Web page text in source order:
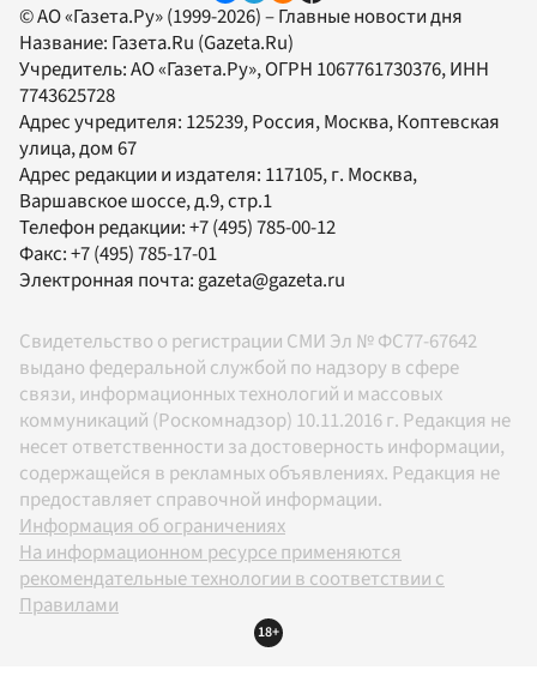
© АО «Газета.Ру» (1999-2026) – Главные новости дня
Название: Газета.Ru (Gazeta.Ru)
Учредитель:АО «Газета.Ру», ОГРН 1067761730376, ИНН
7743625728
Адрес учредителя: 125239, Россия, Москва, Коптевская
улица, дом 67
Адрес редакции и издателя: 117105, г. Москва,
Варшавское шоссе, д.9, стр.1
Телефон редакции:+7 (495) 785-00-12
Факс:+7 (495) 785-17-01
Электронная почта: gazeta@gazeta.ru
Свидетельство о регистрации СМИ Эл № ФС77-67642
выдано федеральной службой по надзору в сфере
связи, информационных технологий и массовых
коммуникаций (Роскомнадзор) 10.11.2016 г. Редакция не
несет ответственности за достоверность информации,
содержащейся в рекламных объявлениях. Редакция не
предоставляет справочной информации.
Информация об ограничениях
На информационном ресурсе применяются
рекомендательные технологии в соответствии с
Правилами
18+